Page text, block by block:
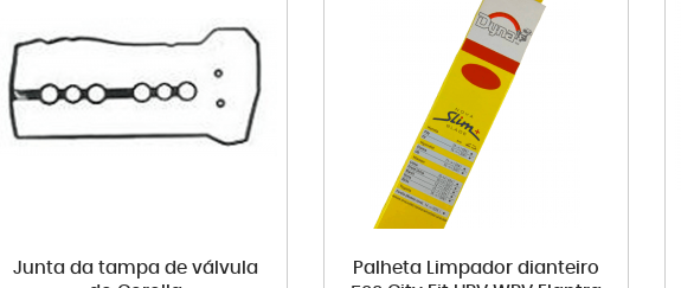
Junta da tampa de válvula
Palheta Limpador dianteiro